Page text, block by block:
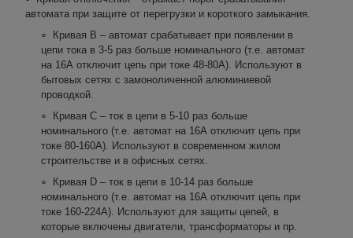
автомата при защите от перегрузки и короткого замыкания.
Кривая B – автомат срабатывает при появлении в
цепи тока в 3-5 раз больше номинального (т.е. автомат
на 16А отключит цепь при токе 48-80А). Используют в
бытовых сетях с замоноличенной алюминиевой
проводкой.
Кривая С – ток в цепи в 5-10 раз больше
номинального (т.е. автомат на 16А отключит цепь при
токе 80-160А). Используют в современном жилом
строительстве и в офисных сетях.
Кривая D – ток в цепи в 10-14 раз больше
номинального (т.е. автомат на 16А отключит цепь при
токе 160-224А). Используют для защиты цепей, в
которые включены двигатели, трансформаторы и пр.